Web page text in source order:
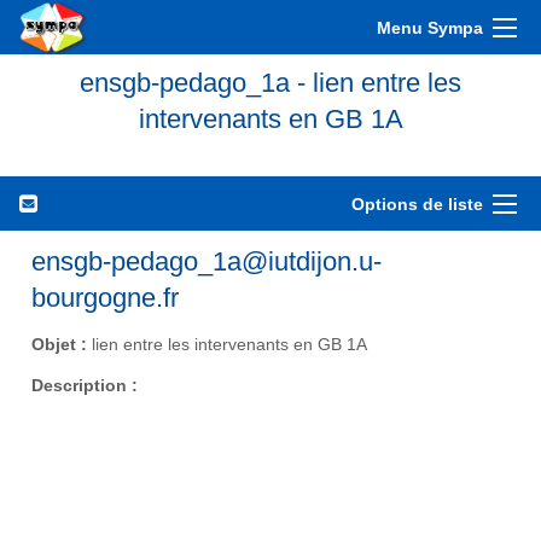
Menu Sympa
ensgb-pedago_1a - lien entre les
intervenants en GB 1A
Options de liste
ensgb-pedago_1a@iutdijon.u-
bourgogne.fr
Objet : lien entre les intervenants en GB 1A
Description :